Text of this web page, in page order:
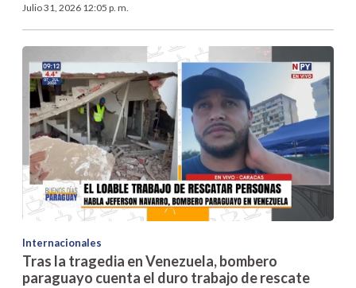
Julio 31, 2026 12:05 p. m.
Internacionales
Tras la tragedia en Venezuela, bombero
paraguayo cuenta el duro trabajo de rescate